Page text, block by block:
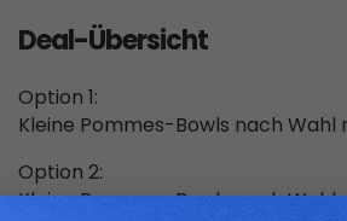
Deal-Übersicht
Option 1:
Kleine Pommes-Bowls nach
Option 2:
Kleine Pommes-Bowls nach